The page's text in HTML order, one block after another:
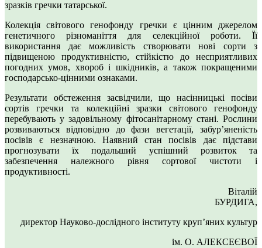
зразків гречки татарської.
Колекція світового генофонду гречки є цінним джерелом
генетичного різноманіття для селекційної роботи. Її
використання дає можливість створювати нові сорти з
підвищеною продуктивністю, стійкістю до несприятливих
погодних умов, хвороб і шкідників, а також покращеними
господарсько-цінними ознаками.
Результати обстеження засвідчили, що насінницькі посіви
сортів гречки та колекційні зразки світового генофонду
перебувають у задовільному фітосанітарному стані. Рослини
розвиваються відповідно до фази вегетації, забур’яненість
посівів є незначною. Наявний стан посівів дає підстави
прогнозувати їх подальший успішний розвиток та
забезпечення належного рівня сортової чистоти і
продуктивності.
Віталій
БУРДИГА,
директор Науково-дослідного інституту круп’яних культур
ім. О. АЛЕКСЕЄВОЇ